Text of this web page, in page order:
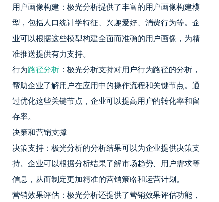
用户画像构建：极光分析提供了丰富的用户画像构建模
型，包括人口统计学特征、兴趣爱好、消费行为等。企
业可以根据这些模型构建全面而准确的用户画像，为精
准推送提供有力支持。
行为路径分析 ：极光分析支持对用户行为路径的分析，
帮助企业了解用户在应用中的操作流程和关键节点。通
过优化这些关键节点，企业可以提高用户的转化率和留
存率。
决策和营销支撑
决策支持：极光分析的分析结果可以为企业提供决策支
持。企业可以根据分析结果了解市场趋势、用户需求等
信息，从而制定更加精准的营销策略和运营计划。
营销效果评估：极光分析还提供了营销效果评估功能，